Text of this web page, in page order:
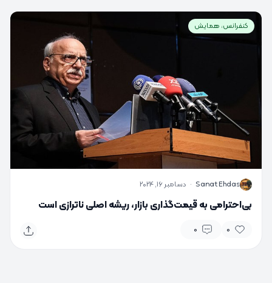
کنفرانس، همایش
S
Sanat Ehdas
· دسامبر 16, 2024
بی‌احترامی به قیمت‌گذاری بازار، ریشه اصلی ناترازی است
0
0